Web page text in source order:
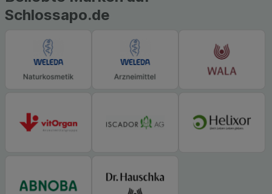
betreiben.
Informationen über die Art und Weise der Nutzung
unserer Website sammeln, mit deren Hilfe wir
unsere Website weiter für Sie optimieren können,
den Inhalt auf unserer Website aber auch die
hierfür teilweise an Dritte wie z.B. Google oder
soziale Medien übertragen werden.
Schlossapo.de